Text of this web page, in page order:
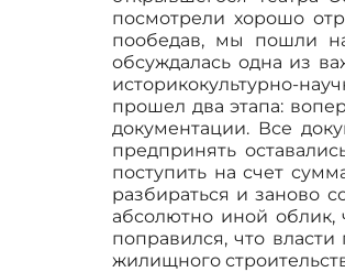
посмотрели хорошо
пообедав, мы пошли
обсуждалась одна из
историкокультурно-
прошел два этапа:
документации. Все
предпринять
поступить на счет
разбираться и заново
абсолютно иной облик,
поправился, что
жилищного